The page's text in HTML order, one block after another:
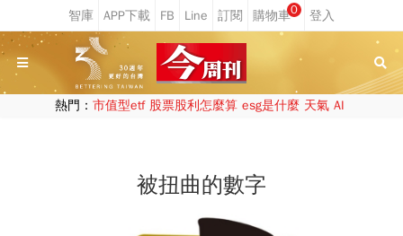
0
熱門： 市值型etf 股票股利怎麼算 esg是什麼 天氣 AI
被扭曲的數字